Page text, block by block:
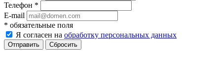
Телефон *
E-mail
* обязательные поля
Я согласен на обработку персональных данных
Отправить Сбросить